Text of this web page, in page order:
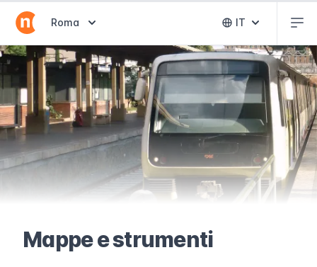
Abrir selector de destinos
Roma Abrir selector
IT
Mappe e strumenti